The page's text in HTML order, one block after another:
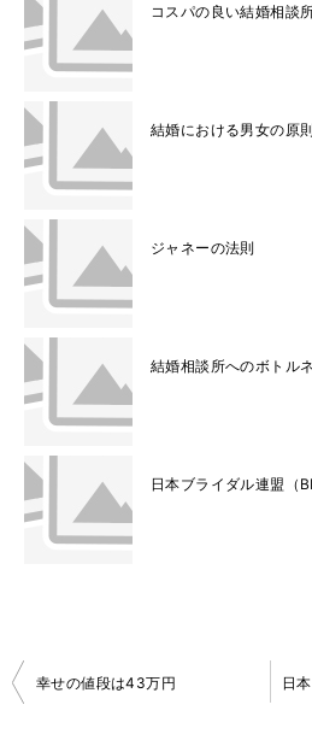
コスパの良い結婚相談
結婚における男女の原則
ジャネーの法則
結婚相談所へのボトル
日本ブライダル連盟（
投
幸せの値段は43万円